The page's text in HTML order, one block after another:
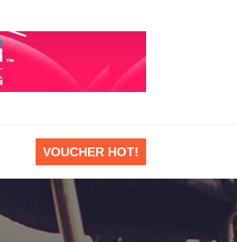
VOUCHER HOT!